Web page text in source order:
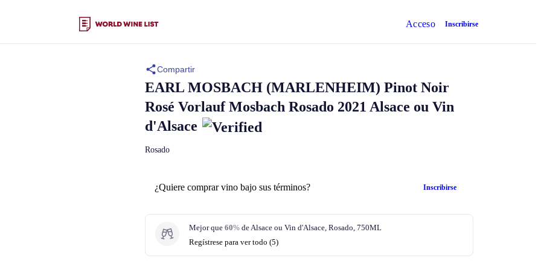
Acceso Inscribirse
¿Quiere comprar vino bajo sus términos? Inscribirse
Mejor que 60% de Alsace ou Vin d'Alsace, Rosado, 750ML
Regístrese para ver todo (5)
Compartir
EARL MOSBACH (MARLENHEIM) Pinot Noir
Rosé Vorlauf Mosbach Rosado 2021 Alsace ou Vin
d'Alsace
Rosado